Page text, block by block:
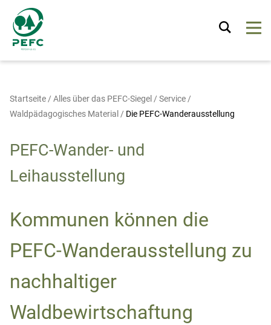
Startseite / Alles über das PEFC-Siegel / Service /
Waldpädagogisches Material / Die PEFC-Wanderausstellung
PEFC-Wander- und
Leihausstellung
Kommunen können die
PEFC-Wanderausstellung zu
nachhaltiger
Waldbewirtschaftung